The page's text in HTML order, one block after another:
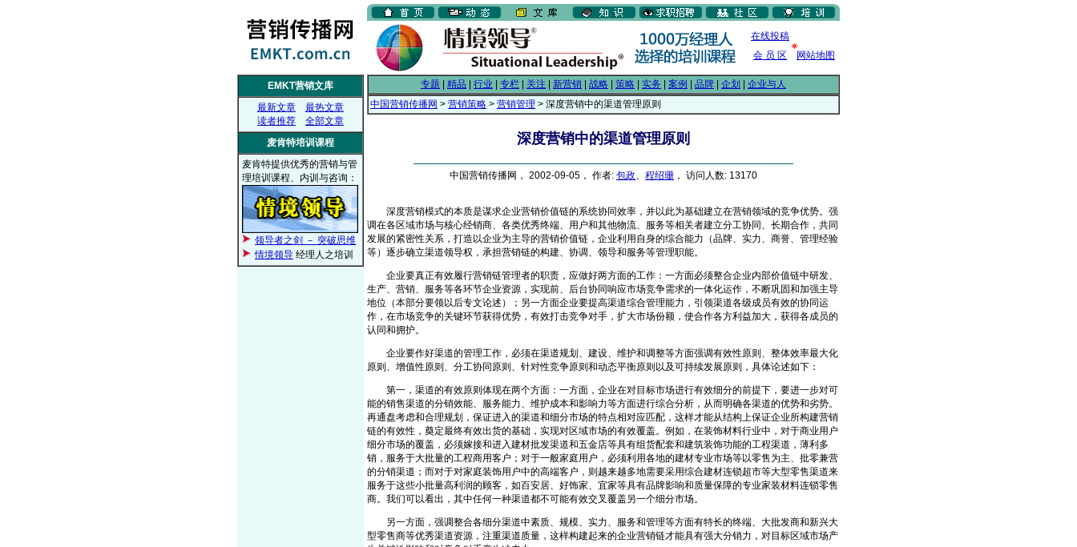
在线投稿
会 员 区
网站地图
EMKT营销文库
最新文章
最热文章
读者推荐
全部文章
麦肯特培训课程
麦肯特提供优秀的营销与管
理培训课程、内训与咨询：
领导者之剑 － 突破思维
情境领导 经理人之培训
专题 精品 行业 专栏 关注 新营销 战略 策略 实务 案例 品牌 企划
企业与人
中国营销传播网 > 营销策略 > 营销管理 > 深度营销中的渠道管理原则
深度营销中的渠道管理原则
中国营销传播网， 2002-09-05， 作者: 包政、 程绍珊 ， 访问人数: 13170
深度营销模式的本质是谋求企业营销价值链的系统协同效率，并以此为基础建立在营销领域的竞争优势。强
调在各区域市场与核心经销商、各类优秀终端、用户和其他物流、服务等相关者建立分工协同、长期合作，共同
发展的紧密性关系，打造以企业为主导的营销价值链，企业利用自身的综合能力（品牌、实力、商誉、管理经验
等）逐步确立渠道领导权，承担营销链的构建、协调、领导和服务等管理职能。
企业要真正有效履行营销链管理者的职责，应做好两方面的工作：一方面必须整合企业内部价值链中研发、
生产、营销、服务等各环节企业资源，实现前、后台协同响应市场竞争需求的一体化运作，不断巩固和加强主导
地位（本部分要领以后专文论述）；另一方面企业要提高渠道综合管理能力，引领渠道各级成员有效的协同运
作，在市场竞争的关键环节获得优势，有效打击竞争对手，扩大市场份额，使合作各方利益加大，获得各成员的
认同和拥护。
企业要作好渠道的管理工作，必须在渠道规划、建设、维护和调整等方面强调有效性原则、整体效率最大化
原则、增值性原则、分工协同原则、针对性竞争原则和动态平衡原则以及可持续发展原则，具体论述如下：
第一，渠道的有效原则体现在两个方面：一方面，企业在对目标市场进行有效细分的前提下，要进一步对可
能的销售渠道的分销效能、服务能力、维护成本和影响力等方面进行综合分析，从而明确各渠道的优势和劣势。
再通盘考虑和合理规划，保证进入的渠道和细分市场的特点相对应匹配，这样才能从结构上保证企业所构建营销
链的有效性，奠定最终有效出货的基础，实现对区域市场的有效覆盖。例如，在装饰材料行业中，对于商业用户
细分市场的覆盖，必须嫁接和进入建材批发渠道和五金店等具有组货配套和建筑装饰功能的工程渠道，薄利多
销，服务于大批量的工程商用客户；对于一般家庭用户，必须利用各地的建材专业市场等以零售为主、批零兼营
的分销渠道；而对于对家庭装饰用户中的高端客户，则越来越多地需要采用综合建材连锁超市等大型零售渠道来
服务于这些小批量高利润的顾客，如百安居、好饰家、宜家等具有品牌影响和质量保障的专业家装材料连锁零售
商。我们可以看出，其中任何一种渠道都不可能有效交叉覆盖另一个细分市场。
另一方面，强调整合各细分渠道中素质、规模、实力、服务和管理等方面有特长的终端、大批发商和新兴大
型零售商等优秀渠道资源，注重渠道质量，这样构建起来的企业营销链才能具有强大分销力，对目标区域市场产